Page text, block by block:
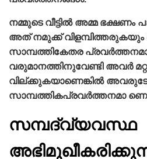
നമ്മുടെ വീട്ടില്‍ അമ്മ
അത്‌ നമുക്ക്‌
സാമ്പത്തികേതര
വരുമാനത്തിനുവേണ്ടി അവര്‍
വില്ക്കുകയാണെങ്കില്‍
സാമ്പത്തികപ്രവര്‍ത്തനമാ
സമ്പദ്‌വ്യവസ്ഥ